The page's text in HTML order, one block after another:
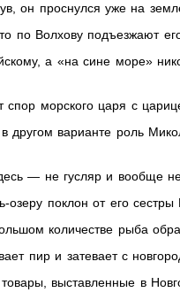
он проснулся уже на
по Волхову подъезжают
а «на сине море»
спор морского царя с
другом варианте роль
— не гусляр и вообще
поклон от его сестры
количестве рыба
пир и затевает с
выставленные в